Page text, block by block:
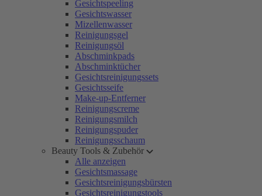
Gesichtspeeling
Gesichtswasser
Mizellenwasser
Reinigungsgel
Reinigungsöl
Abschminkpads
Abschminktücher
Gesichtsreinigungssets
Gesichtsseife
Make-up-Entferner
Reinigungscreme
Reinigungsmilch
Reinigungspuder
Reinigungsschaum
Beauty Tools & Zubehör
Alle anzeigen
Gesichtsmassage
Gesichtsreinigungsbürsten
Gesichtsreinigungstools